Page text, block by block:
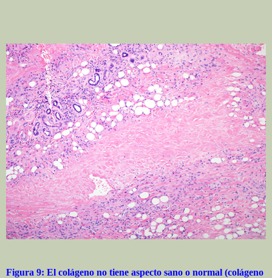
Figura 9: El colágeno no tiene aspecto sano o normal (colágeno